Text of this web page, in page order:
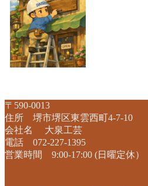
〒590-0013
住所 堺市堺区東雲西町4-7-10
会社名 大泉工芸
電話 072-227-1395
営業時間 9:00-17:00 (日曜定休）